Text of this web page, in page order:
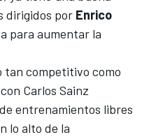
dirigidos por Enrico
para aumentar la
tan competitivo como
Carlos Sainz
entrenamientos libres
lo alto de la